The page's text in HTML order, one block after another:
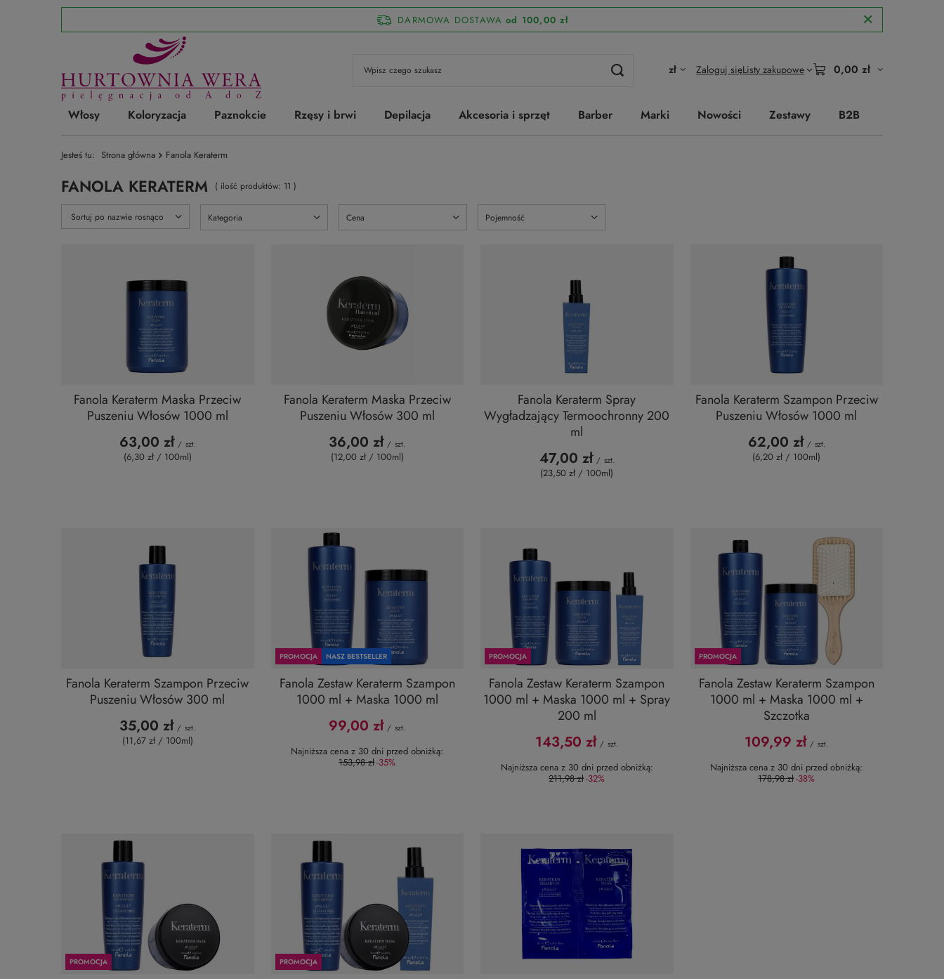
DARMOWA DOSTAWA od 100,00 zł
zł Zaloguj sięListy zakupowe 0,00 zł
Włosy Koloryzacja Paznokcie Rzęsy i brwi Depilacja Akcesoria i sprzęt Barber Marki Nowości Zestawy B2B
Jesteś tu: Strona główna Fanola Keraterm
FANOLA KERATERM ( ilość produktów: 11 )
Zmień sortowanie
Sortuj po nazwie rosnąco Kategoria Cena Pojemność
Fanola Keraterm Maska Przeciw
Puszeniu Włosów 1000 ml
63,00 zł / szt.
(6,30 zł / 100ml)
Fanola Keraterm Maska Przeciw
Puszeniu Włosów 300 ml
36,00 zł / szt.
(12,00 zł / 100ml)
Fanola Keraterm Spray
Wygładzający Termoochronny 200
ml
47,00 zł / szt.
(23,50 zł / 100ml)
Fanola Keraterm Szampon Przeciw
Puszeniu Włosów 1000 ml
62,00 zł / szt.
(6,20 zł / 100ml)
Fanola Keraterm Szampon Przeciw
Puszeniu Włosów 300 ml
35,00 zł / szt.
(11,67 zł / 100ml)
PROMOCJA NASZ BESTSELLER
Fanola Zestaw Keraterm Szampon
1000 ml + Maska 1000 ml
99,00 zł / szt.
Najniższa cena z 30 dni przed obniżką:
153,98 zł-35%
PROMOCJA
Fanola Zestaw Keraterm Szampon
1000 ml + Maska 1000 ml + Spray
200 ml
143,50 zł / szt.
Najniższa cena z 30 dni przed obniżką:
211,98 zł-32%
PROMOCJA
Fanola Zestaw Keraterm Szampon
1000 ml + Maska 1000 ml +
Szczotka
109,99 zł / szt.
Najniższa cena z 30 dni przed obniżką:
178,98 zł-38%
PROMOCJA PROMOCJA